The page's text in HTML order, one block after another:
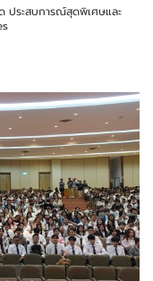
ประสบการณ์สุดพิเศษและ